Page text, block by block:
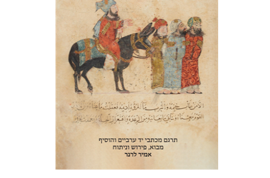
הנחת אתר ספר מודפס
$42
$38